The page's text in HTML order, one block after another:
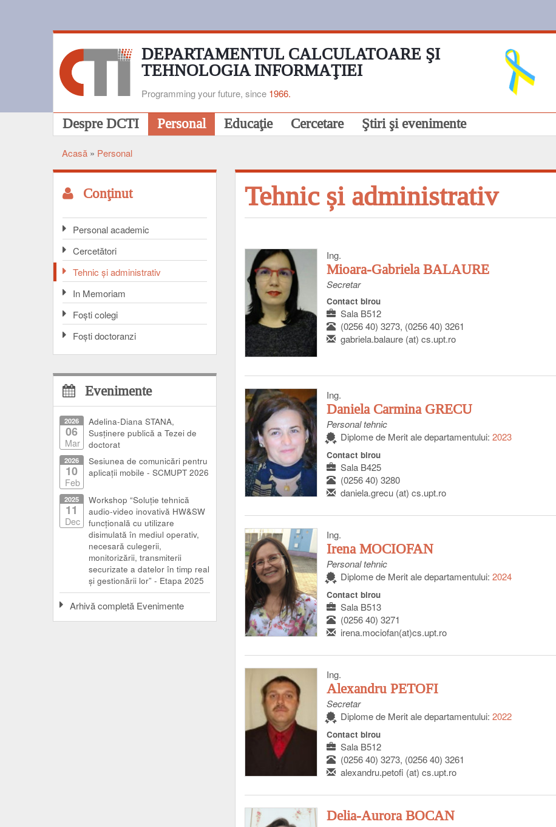
DEPARTAMENTUL CALCULATOARE ŞI
TEHNOLOGIA INFORMAŢIEI
Programming your future, since 1966.
Navigare
principală
Despre DCTI Personal Educaţie Cercetare Ştiri şi evenimente
Breadcrumb
Acasă Personal
Conţinut
Personal academic
Cercetători
Tehnic și administrativ
In Memoriam
Foşti colegi
Foşti doctoranzi
Tehnic și administrativ
Ing.
Mioara-Gabriela BALAURE
Secretar
Contact birou
Sala B512
(0256 40) 3273, (0256 40) 3261
gabriela.balaure (at) cs.upt.ro
Ing.
Daniela Carmina GRECU
Personal tehnic
Diplome de Merit ale departamentului: 2023
Contact birou
Sala B425
(0256 40) 3280
daniela.grecu (at) cs.upt.ro
Ing.
Irena MOCIOFAN
Personal tehnic
Diplome de Merit ale departamentului: 2024
Contact birou
Sala B513
(0256 40) 3271
irena.mociofan(at)cs.upt.ro
Ing.
Alexandru PETOFI
Secretar
Diplome de Merit ale departamentului: 2022
Contact birou
Sala B512
(0256 40) 3273, (0256 40) 3261
alexandru.petofi (at) cs.upt.ro
Delia-Aurora BOCAN
Evenimente
2026
06
Mar
Adelina-Diana STANA,
Susținere publică a Tezei de
doctorat
2026
10
Feb
Sesiunea de comunicări pentru
aplicații mobile - SCMUPT 2026
2025
11
Dec
Workshop “Soluție tehnică
audio-video inovativă HW&SW
funcțională cu utilizare
disimulată în mediul operativ,
necesară culegerii,
monitorizării, transmiterii
securizate a datelor în timp real
și gestionării lor” - Etapa 2025
Arhivă completă Evenimente